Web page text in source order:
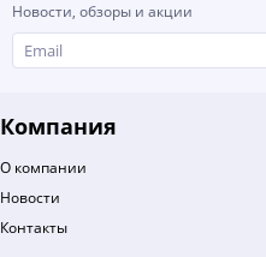
Новости, обзоры и акции
Компания
О компании
Новости
Контакты